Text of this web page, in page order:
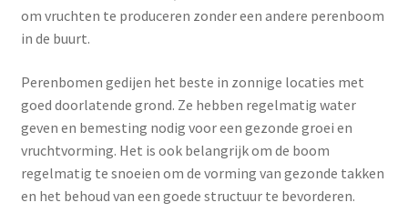
om vruchten te produceren zonder een andere perenboom
in de buurt.
Perenbomen gedijen het beste in zonnige locaties met
goed doorlatende grond. Ze hebben regelmatig water
geven en bemesting nodig voor een gezonde groei en
vruchtvorming. Het is ook belangrijk om de boom
regelmatig te snoeien om de vorming van gezonde takken
en het behoud van een goede structuur te bevorderen.